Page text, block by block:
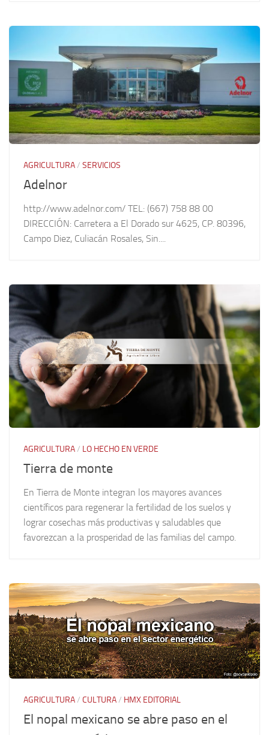
AGRICULTURA/ SERVICIOS
Adelnor
http://www.adelnor.com/ TEL: (667) 758 88 00
DIRECCIÓN: Carretera a El Dorado sur 4625, CP. 80396,
Campo Diez, Culiacán Rosales, Sin....
AGRICULTURA/ LO HECHO EN VERDE
Tierra de monte
En Tierra de Monte integran los mayores avances
científicos para regenerar la fertilidad de los suelos y
lograr cosechas más productivas y saludables que
favorezcan a la prosperidad de las familias del campo.
AGRICULTURA/ CULTURA/ HMX EDITORIAL
El nopal mexicano se abre paso en el